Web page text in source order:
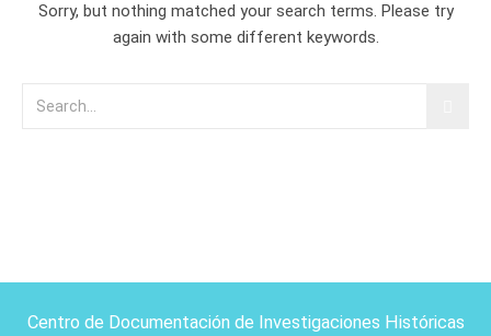
Sorry, but nothing matched your search terms. Please try
again with some different keywords.
Centro de Documentación de Investigaciones Históricas